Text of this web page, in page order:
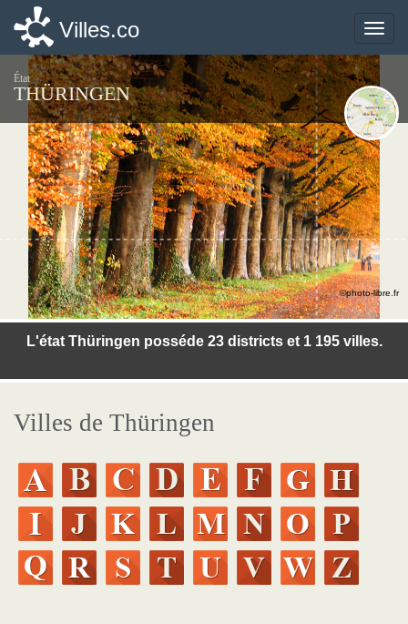
Toggle
Villes.co
État
THÜRINGEN
L'état Thüringen posséde 23 districts et 1 195 villes.
©photo-libre.fr
Villes de Thüringen
Toggle
Villes.co